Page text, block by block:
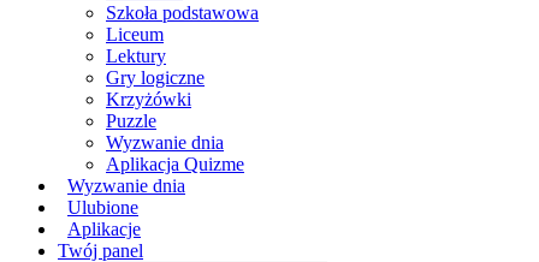
Szkoła podstawowa
Liceum
Lektury
Gry logiczne
Krzyżówki
Puzzle
Wyzwanie dnia
Aplikacja Quizme
Wyzwanie dnia
Ulubione
Aplikacje
Twój panel